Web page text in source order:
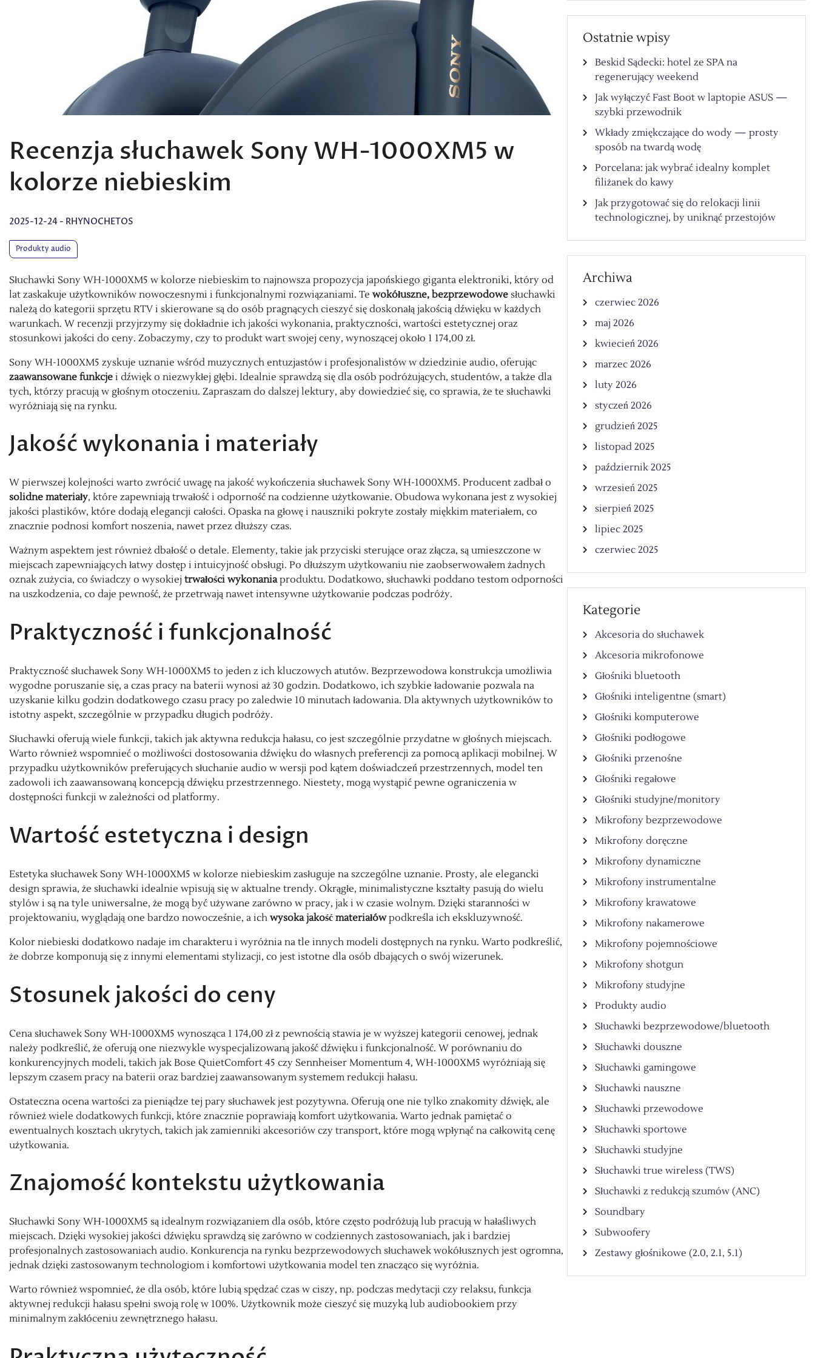
Recenzja słuchawek Sony WH-1000XM5 w
kolorze niebieskim
2025-12-24 - RHYNOCHETOS
Produkty audio
Słuchawki Sony WH-1000XM5 w kolorze niebieskim to najnowsza propozycja japońskiego giganta elektroniki, który od
lat zaskakuje użytkowników nowoczesnymi i funkcjonalnymi rozwiązaniami. Te wokółuszne, bezprzewodowe słuchawki
należą do kategorii sprzętu RTV i skierowane są do osób pragnących cieszyć się doskonałą jakością dźwięku w każdych
warunkach. W recenzji przyjrzymy się dokładnie ich jakości wykonania, praktyczności, wartości estetycznej oraz
stosunkowi jakości do ceny. Zobaczymy, czy to produkt wart swojej ceny, wynoszącej około 1 174,00 zł.
Sony WH-1000XM5 zyskuje uznanie wśród muzycznych entuzjastów i profesjonalistów w dziedzinie audio, oferując
zaawansowane funkcje i dźwięk o niezwykłej głębi. Idealnie sprawdzą się dla osób podróżujących, studentów, a także dla
tych, którzy pracują w głośnym otoczeniu. Zapraszam do dalszej lektury, aby dowiedzieć się, co sprawia, że te słuchawki
wyróżniają się na rynku.
Jakość wykonania i materiały
W pierwszej kolejności warto zwrócić uwagę na jakość wykończenia słuchawek Sony WH-1000XM5. Producent zadbał o
solidne materiały, które zapewniają trwałość i odporność na codzienne użytkowanie. Obudowa wykonana jest z wysokiej
jakości plastików, które dodają elegancji całości. Opaska na głowę i nauszniki pokryte zostały miękkim materiałem, co
znacznie podnosi komfort noszenia, nawet przez dłuższy czas.
Ważnym aspektem jest również dbałość o detale. Elementy, takie jak przyciski sterujące oraz złącza, są umieszczone w
miejscach zapewniających łatwy dostęp i intuicyjność obsługi. Po dłuższym użytkowaniu nie zaobserwowałem żadnych
oznak zużycia, co świadczy o wysokiej trwałości wykonaniaproduktu. Dodatkowo, słuchawki poddano testom odporności
na uszkodzenia, co daje pewność, że przetrwają nawet intensywne użytkowanie podczas podróży.
Praktyczność i funkcjonalność
Praktyczność słuchawek Sony WH-1000XM5 to jeden z ich kluczowych atutów. Bezprzewodowa konstrukcja umożliwia
wygodne poruszanie się, a czas pracy na baterii wynosi aż 30 godzin. Dodatkowo, ich szybkie ładowanie pozwala na
uzyskanie kilku godzin dodatkowego czasu pracy po zaledwie 10 minutach ładowania. Dla aktywnych użytkowników to
istotny aspekt, szczególnie w przypadku długich podróży.
Słuchawki oferują wiele funkcji, takich jak aktywna redukcja hałasu, co jest szczególnie przydatne w głośnych miejscach.
Warto również wspomnieć o możliwości dostosowania dźwięku do własnych preferencji za pomocą aplikacji mobilnej. W
przypadku użytkowników preferujących słuchanie audio w wersji pod kątem doświadczeń przestrzennych, model ten
zadowoli ich zaawansowaną koncepcją dźwięku przestrzennego. Niestety, mogą wystąpić pewne ograniczenia w
dostępności funkcji w zależności od platformy.
Wartość estetyczna i design
Estetyka słuchawek Sony WH-1000XM5 w kolorze niebieskim zasługuje na szczególne uznanie. Prosty, ale elegancki
design sprawia, że słuchawki idealnie wpisują się w aktualne trendy. Okrągłe, minimalistyczne kształty pasują do wielu
stylów i są na tyle uniwersalne, że mogą być używane zarówno w pracy, jak i w czasie wolnym. Dzięki staranności w
projektowaniu, wyglądają one bardzo nowocześnie, a ich wysoka jakość materiałówpodkreśla ich ekskluzywność.
Kolor niebieski dodatkowo nadaje im charakteru i wyróżnia na tle innych modeli dostępnych na rynku. Warto podkreślić,
że dobrze komponują się z innymi elementami stylizacji, co jest istotne dla osób dbających o swój wizerunek.
Stosunek jakości do ceny
Cena słuchawek Sony WH-1000XM5 wynosząca 1 174,00 zł z pewnością stawia je w wyższej kategorii cenowej, jednak
należy podkreślić, że oferują one niezwykle wyspecjalizowaną jakość dźwięku i funkcjonalność. W porównaniu do
konkurencyjnych modeli, takich jak Bose QuietComfort 45 czy Sennheiser Momentum 4, WH-1000XM5 wyróżniają się
lepszym czasem pracy na baterii oraz bardziej zaawansowanym systemem redukcji hałasu.
Ostateczna ocena wartości za pieniądze tej pary słuchawek jest pozytywna. Oferują one nie tylko znakomity dźwięk, ale
również wiele dodatkowych funkcji, które znacznie poprawiają komfort użytkowania. Warto jednak pamiętać o
ewentualnych kosztach ukrytych, takich jak zamienniki akcesoriów czy transport, które mogą wpłynąć na całkowitą cenę
użytkowania.
Znajomość kontekstu użytkowania
Słuchawki Sony WH-1000XM5 są idealnym rozwiązaniem dla osób, które często podróżują lub pracują w hałaśliwych
miejscach. Dzięki wysokiej jakości dźwięku sprawdzą się zarówno w codziennych zastosowaniach, jak i bardziej
profesjonalnych zastosowaniach audio. Konkurencja na rynku bezprzewodowych słuchawek wokółusznych jest ogromna,
jednak dzięki zastosowanym technologiom i komfortowi użytkowania model ten znacząco się wyróżnia.
Warto również wspomnieć, że dla osób, które lubią spędzać czas w ciszy, np. podczas medytacji czy relaksu, funkcja
aktywnej redukcji hałasu spełni swoją rolę w 100%. Użytkownik może cieszyć się muzyką lub audiobookiem przy
minimalnym zakłóceniu zewnętrznego hałasu.
Ostatnie wpisy
Beskid Sądecki: hotel ze SPA na
regenerujący weekend
Jak wyłączyć Fast Boot w laptopie ASUS —
szybki przewodnik
Wkłady zmiękczające do wody — prosty
sposób na twardą wodę
Porcelana: jak wybrać idealny komplet
filiżanek do kawy
Jak przygotować się do relokacji linii
technologicznej, by uniknąć przestojów
Archiwa
czerwiec 2026
maj 2026
kwiecień 2026
marzec 2026
luty 2026
styczeń 2026
grudzień 2025
listopad 2025
październik 2025
wrzesień 2025
sierpień 2025
lipiec 2025
czerwiec 2025
Kategorie
Akcesoria do słuchawek
Akcesoria mikrofonowe
Głośniki bluetooth
Głośniki inteligentne (smart)
Głośniki komputerowe
Głośniki podłogowe
Głośniki przenośne
Głośniki regałowe
Głośniki studyjne/monitory
Mikrofony bezprzewodowe
Mikrofony doręczne
Mikrofony dynamiczne
Mikrofony instrumentalne
Mikrofony krawatowe
Mikrofony nakamerowe
Mikrofony pojemnościowe
Mikrofony shotgun
Mikrofony studyjne
Produkty audio
Słuchawki bezprzewodowe/bluetooth
Słuchawki douszne
Słuchawki gamingowe
Słuchawki nauszne
Słuchawki przewodowe
Słuchawki sportowe
Słuchawki studyjne
Słuchawki true wireless (TWS)
Słuchawki z redukcją szumów (ANC)
Soundbary
Subwoofery
Zestawy głośnikowe (2.0, 2.1, 5.1)